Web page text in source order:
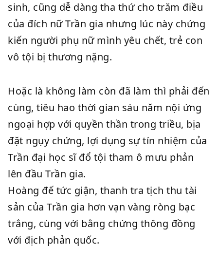
sinh, cũng dễ dàng tha thứ cho trăm điều
của đích nữ Trần gia nhưng lúc này chứng
kiến người phụ nữ mình yêu chết, trẻ con
vô tội bị thương nặng.
Hoặc là không làm còn đã làm thì phải đến
cùng, tiêu hao thời gian sáu năm nội ứng
ngoại hợp với quyền thần trong triều, bịa
đặt ngụy chứng, lợi dụng sự tín nhiệm của
Trần đại học sĩ đổ tội tham ô mưu phản
lên đầu Trần gia.
Hoàng đế tức giận, thanh tra tịch thu tài
sản của Trần gia hơn vạn vàng ròng bạc
trắng, cùng với bằng chứng thông đồng
với địch phản quốc.